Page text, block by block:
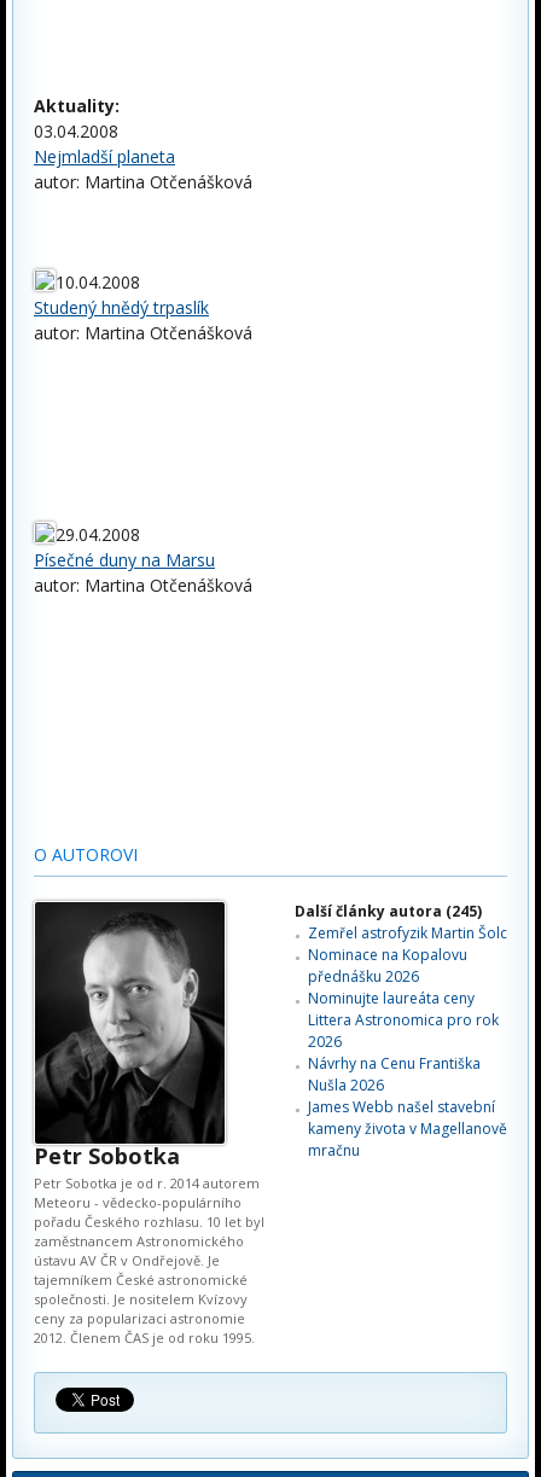
Aktuality:
03.04.2008
Nejmladší planeta
autor: Martina Otčenášková
10.04.2008
Studený hnědý trpaslík
autor: Martina Otčenášková
29.04.2008
Písečné duny na Marsu
autor: Martina Otčenášková
O AUTOROVI
Petr Sobotka
Petr Sobotka je od r. 2014 autorem
Meteoru - vědecko-populárního
pořadu Českého rozhlasu. 10 let byl
zaměstnancem Astronomického
ústavu AV ČR v Ondřejově. Je
tajemníkem České astronomické
společnosti. Je nositelem Kvízovy
ceny za popularizaci astronomie
2012. Členem ČAS je od roku 1995.
Další články autora (245)
Zemřel astrofyzik Martin Šolc
Nominace na Kopalovu
přednášku 2026
Nominujte laureáta ceny
Littera Astronomica pro rok
2026
Návrhy na Cenu Františka
Nušla 2026
James Webb našel stavební
kameny života v Magellanově
mračnu